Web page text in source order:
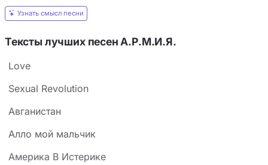
Узнать смысл песни
Тексты лучших песен А.Р.М.И.Я.
Love
Sexual Revolution
Авганистан
Алло мой мальчик
Америка В Истерике